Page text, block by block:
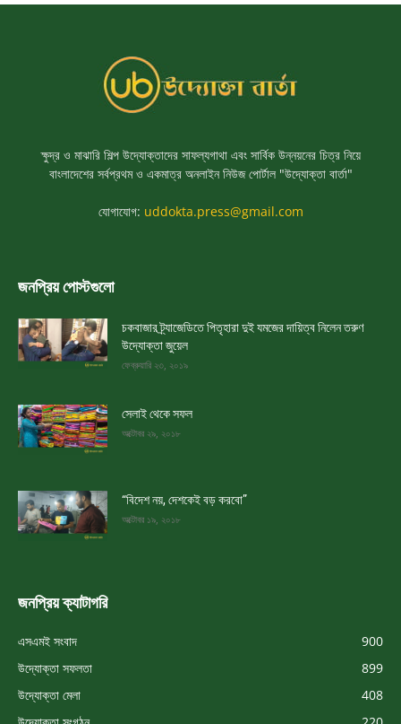
ক্ষুদ্র ও মাঝারি শিল্প উদ্যোক্তাদের সাফল্যগাথা এবং সার্বিক উন্নয়নের চিত্র নিয়ে
বাংলাদেশের সর্বপ্রথম ও একমাত্র অনলাইন নিউজ পোর্টাল "উদ্যোক্তা বার্তা"
যোগাযোগ: uddokta.press@gmail.com
জনপ্রিয় পোস্টগুলো
চকবাজার ট্র্যাজেডিতে পিতৃহারা দুই যমজের দায়িত্ব নিলেন তরুণ
উদ্যোক্তা জুয়েল
ফেব্রুয়ারি ২৩, ২০১৯
সেলাই থেকে সফল
অক্টোবর ২৯, ২০১৮
“বিদেশ নয়, দেশকেই বড় করবো”
অক্টোবর ১৯, ২০১৮
জনপ্রিয় ক্যাটাগরি
এসএমই সংবাদ
900
উদ্যোক্তা সফলতা
899
উদ্যোক্তা মেলা
408